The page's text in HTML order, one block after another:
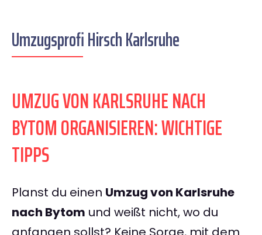
Umzugsprofi Hirsch Karlsruhe
UMZUG VON KARLSRUHE NACH
BYTOM ORGANISIEREN: WICHTIGE
TIPPS
Planst du einen Umzug von Karlsruhe
nach Bytom und weißt nicht, wo du